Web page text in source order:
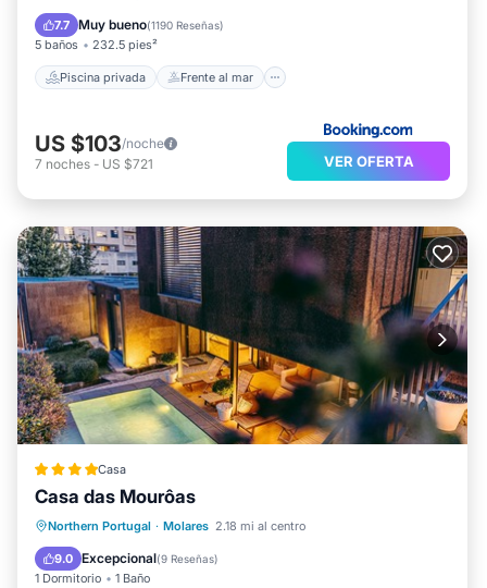
7.7 Muy bueno(1190 Reseñas)
5 baños 232.5 pies²
Piscina privada Frente al mar
Bañera de hidromasaje
US $103/noche
7 noches - US $721 VER OFERTA
Casa
Casa das Mourôas
Northern Portugal · Molares 2.18 mi al centro
9.0 Excepcional(9 Reseñas)
1 Dormitorio 1 Baño
Desayuno Piscina
Balcón/Terraza
Cocina